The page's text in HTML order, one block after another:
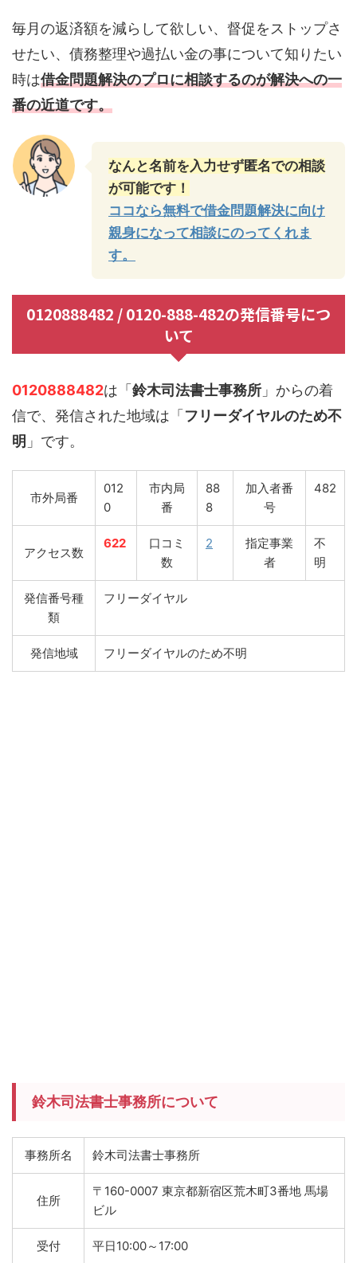
毎月の返済額を減らして欲しい、督促をストップさ
せたい、債務整理や過払い金の事について知りたい
時は借金問題解決のプロに相談するのが解決への一
番の近道です。
なんと名前を入力せず匿名での相談
が可能です！
ココなら無料で借金問題解決に向け
親身になって相談にのってくれま
す。
0120888482 / 0120-888-482の発信番号につ
いて
0120888482は「 鈴木司法書士事務所 」からの着
信で、発信された地域は「 フリーダイヤルのため不
明 」です。
市外局番
012
0
市内局
番
88
8
加入者番
号
482
アクセス数
622
口コミ
数
2
指定事業
者
不
明
発信番号種
類
フリーダイヤル
発信地域 フリーダイヤルのため不明
鈴木司法書士事務所について
事務所名 鈴木司法書士事務所
住所
〒160-0007 東京都新宿区荒木町3番地 馬場
ビル
受付 平日10:00～17:00